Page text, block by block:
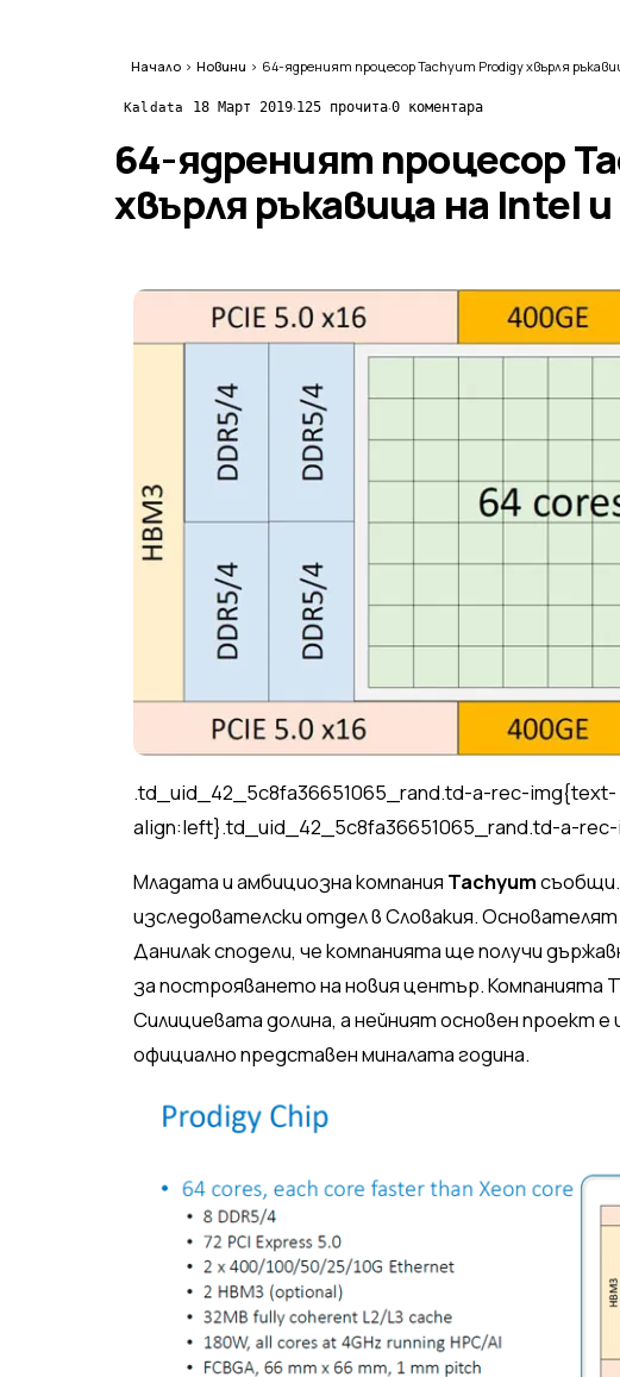
Начало › Новини ›
Kaldata 18 Март 2019·125 прочита·0 коментара
64-ядреният процесор
хвърля ръкавица на Intel и
.td_uid_42_5c8fa36651065_rand.td-a-rec-img{text-
align:left}.td_uid_42_5c8fa36651065_rand.td-a-rec-
Младата и амбициозна компания Tachyumсъобщи.
изследователски отдел в Словакия.
Данилак сподели, че компанията ще получи
за построяването на новия център. Компанията
Силициевата долина, а нейният основен проект
официално представен миналата година.